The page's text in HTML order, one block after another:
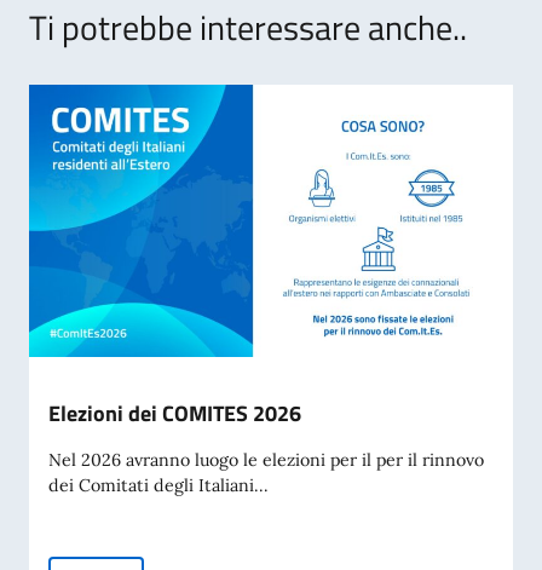
Ti potrebbe interessare anche..
Elezioni dei COMITES 2026
Nel 2026 avranno luogo le elezioni per il per il rinnovo
dei Comitati degli Italiani...